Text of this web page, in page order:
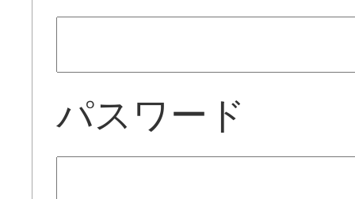
パスワード